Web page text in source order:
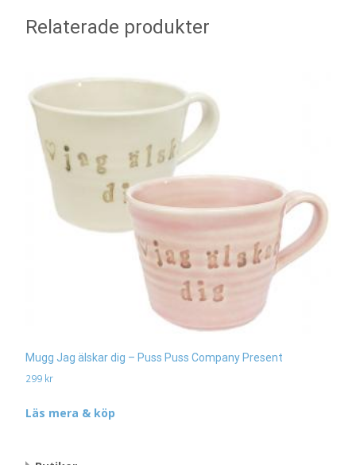
Relaterade produkter
Mugg Jag älskar dig – Puss Puss Company Present
299 kr
Läs mera & köp